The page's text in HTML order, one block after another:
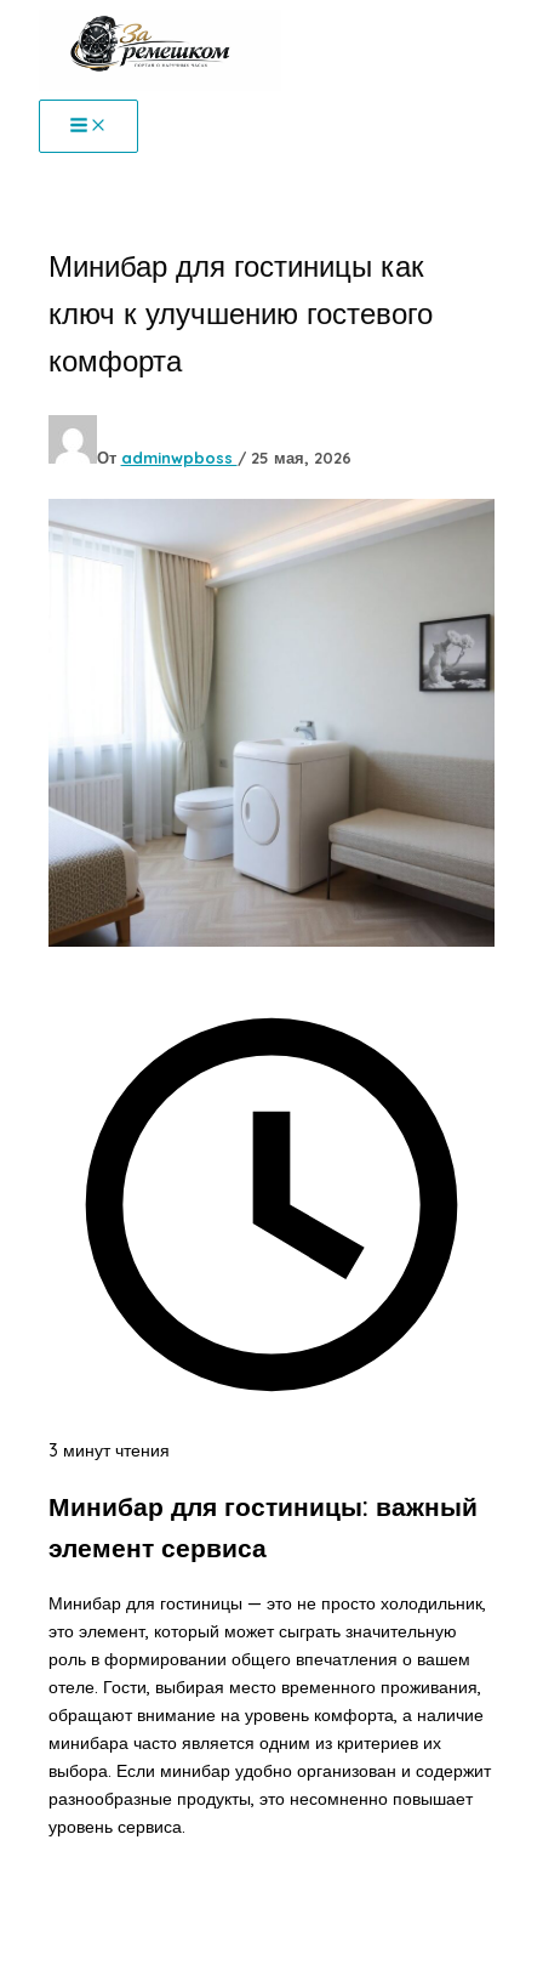
содержимому
Минибар для гостиницы как
ключ к улучшению гостевого
комфорта
От adminwpboss / 25 мая, 2026
3 минут чтения
Минибар для гостиницы: важный
элемент сервиса
Минибар для гостиницы — это не просто холодильник,
это элемент, который может сыграть значительную
роль в формировании общего впечатления о вашем
отеле. Гости, выбирая место временного проживания,
обращают внимание на уровень комфорта, а наличие
минибара часто является одним из критериев их
выбора. Если минибар удобно организован и содержит
разнообразные продукты, это несомненно повышает
уровень сервиса.